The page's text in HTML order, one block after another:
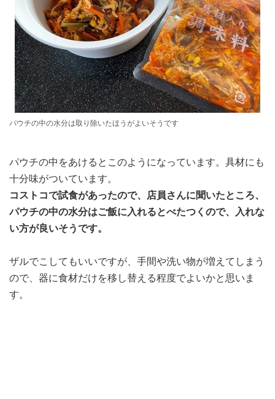
パウチの中の水分は取り除いたほうがよいそうです
パウチの中をあけるとこのようになっています。具材にも
十分味がついています。
コストコで試食があったので、店員さんに聞いたところ、
パウチの中の水分はご飯に入れるとべたつくので、入れな
い方が良いそうです。
ザルでこしてもいいですが、手間や洗い物が増えてしまう
ので、器に食材だけを移し替える程度でよいかと思いま
す。